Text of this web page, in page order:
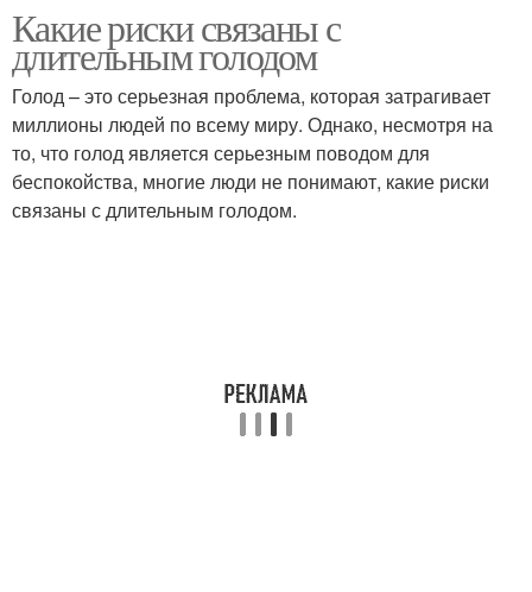
Какие риски связаны с
длительным голодом
Голод – это серьезная проблема, которая затрагивает
миллионы людей по всему миру. Однако, несмотря на
то, что голод является серьезным поводом для
беспокойства, многие люди не понимают, какие риски
связаны с длительным голодом.